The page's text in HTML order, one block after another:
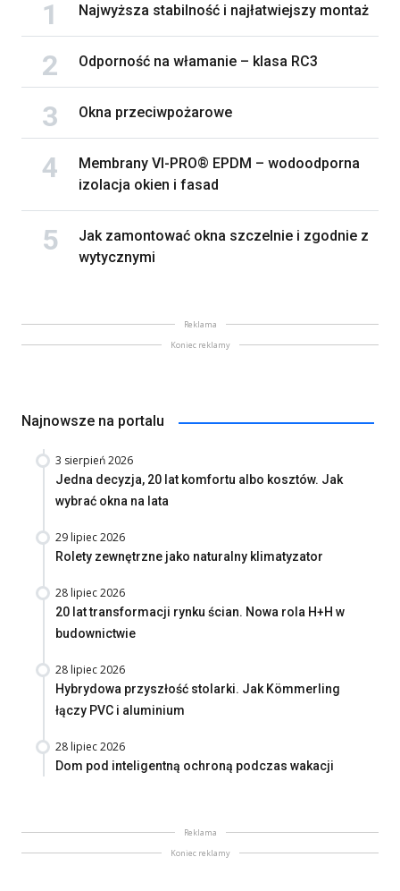
Najwyższa stabilność i najłatwiejszy montaż
Odporność na włamanie – klasa RC3
Okna przeciwpożarowe
Membrany VI-PRO® EPDM – wodoodporna
izolacja okien i fasad
Jak zamontować okna szczelnie i zgodnie z
wytycznymi
Reklama
Koniec reklamy
Najnowsze na portalu
3 sierpień 2026
Jedna decyzja, 20 lat komfortu albo kosztów. Jak
wybrać okna na lata
29 lipiec 2026
Rolety zewnętrzne jako naturalny klimatyzator
28 lipiec 2026
20 lat transformacji rynku ścian. Nowa rola H+H w
budownictwie
28 lipiec 2026
Hybrydowa przyszłość stolarki. Jak Kömmerling
łączy PVC i aluminium
28 lipiec 2026
Dom pod inteligentną ochroną podczas wakacji
Reklama
Koniec reklamy